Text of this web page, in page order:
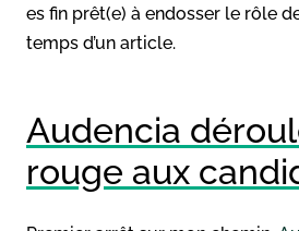
es fin prêt(e) à endosser le rôle
temps d’un article.
Audencia
rouge aux